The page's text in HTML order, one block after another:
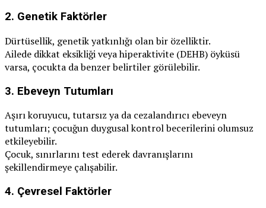
2. Genetik Faktörler
Dürtüsellik, genetik yatkınlığı olan bir özelliktir.
Ailede dikkat eksikliği veya hiperaktivite (DEHB) öyküsü
varsa, çocukta da benzer belirtiler görülebilir.
3. Ebeveyn Tutumları
Aşırı koruyucu, tutarsız ya da cezalandırıcı ebeveyn
tutumları; çocuğun duygusal kontrol becerilerini olumsuz
etkileyebilir.
Çocuk, sınırlarını test ederek davranışlarını
şekillendirmeye çalışabilir.
4. Çevresel Faktörler